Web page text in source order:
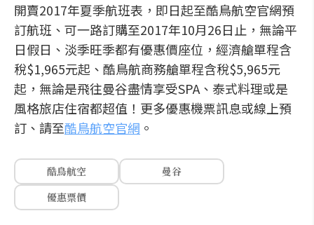
開賣2017年夏季航班表，即日起至酷鳥航空官網預
訂航班、可一路訂購至2017年10月26日止，無論平
日假日、淡季旺季都有優惠價座位，經濟艙單程含
稅$1,965元起、酷鳥航商務艙單程含稅$5,965元
起，無論是飛往曼谷盡情享受SPA、泰式料理或是
風格旅店住宿都超值！更多優惠機票訊息或線上預
訂、請至酷鳥航空官網 。
酷鳥航空
曼谷
優惠票價